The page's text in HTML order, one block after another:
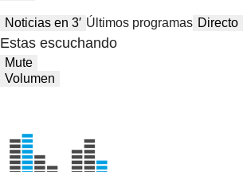
Noticias en 3′ Últimos programas Directo
Estas escuchando
Mute
Volumen